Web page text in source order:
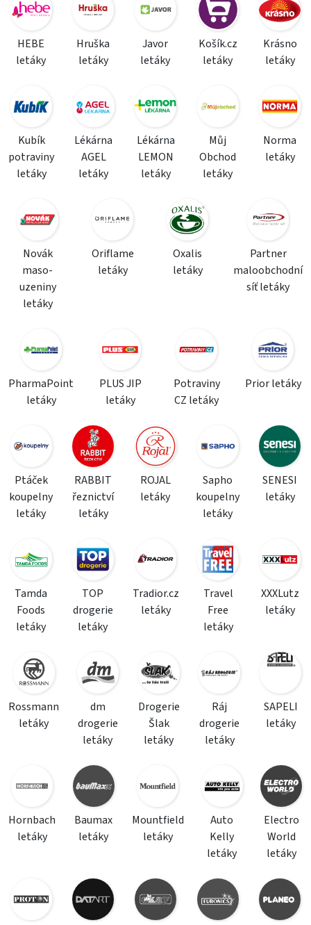
HEBE
letáky
Hruška
letáky
Javor
letáky
Košík.cz
letáky
Krásno
letáky
Kubík
potraviny
letáky
Lékárna
AGEL
letáky
Lékárna
LEMON
letáky
Můj
Obchod
letáky
Norma
letáky
Novák
maso-
uzeniny
letáky
Oriflame
letáky
Oxalis
letáky
Partner
maloobchodní
síť letáky
PharmaPoint
letáky
PLUS JIP
letáky
Potraviny
CZ letáky
Prior letáky
Ptáček
koupelny
letáky
RABBIT
řeznictví
letáky
ROJAL
letáky
Sapho
koupelny
letáky
SENESI
letáky
Tamda
Foods
letáky
TOP
drogerie
letáky
Tradior.cz
letáky
Travel
Free
letáky
XXXLutz
letáky
Rossmann
letáky
dm
drogerie
letáky
Drogerie
Šlak
letáky
Ráj
drogerie
letáky
SAPELI
letáky
Hornbach
letáky
Baumax
letáky
Mountfield
letáky
Auto
Kelly
letáky
Electro
World
letáky